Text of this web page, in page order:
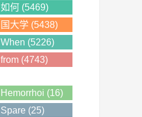
如何 (5469)
国大学 (5438)
When (5226)
from (4743)
Hemorrhoi (16)
Spare (25)